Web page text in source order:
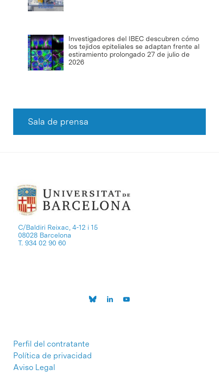
Investigadores del IBEC descubren cómo
los tejidos epiteliales se adaptan frente al
estiramiento prolongado 27 de julio de
2026
Sala de prensa
C/Baldiri Reixac, 4-12 i 15
08028 Barcelona
T. 934 02 90 60
Perfil del contratante
Política de privacidad
Aviso Legal